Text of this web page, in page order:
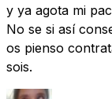
y ya agota mi
No se si así
os pienso
sois.